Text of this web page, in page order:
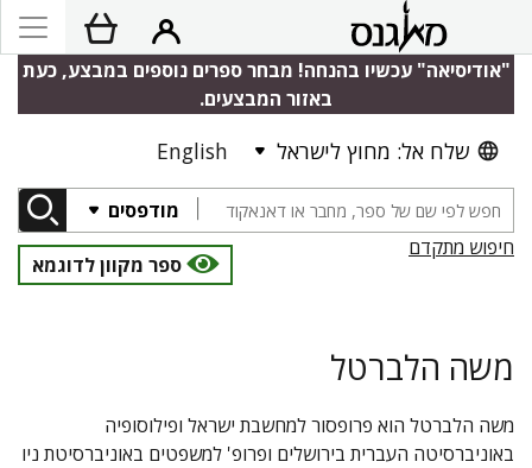
"אודיסיאה" עכשיו בהנחה! מבחר ספרים נוספים במבצע, כעת
באזור המבצעים.
שלח אל: מחוץ לישראל English
מודפסים
חיפוש מתקדם
ספר מקוון לדוגמא
משה הלברטל
משה הלברטל הוא פרופסור למחשבת ישראל ופילוסופיה
באוניברסיטה העברית בירושלים ופרופ' למשפטים באוניברסיטת ניו